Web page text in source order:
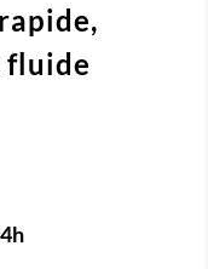
rapide,
fluide